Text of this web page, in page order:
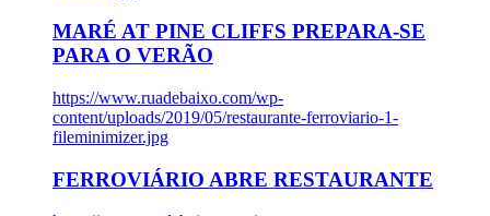
MARÉ AT PINE CLIFFS PREPARA-SE
PARA O VERÃO
https://www.ruadebaixo.com/wp-
content/uploads/2019/05/restaurante-ferroviario-1-
fileminimizer.jpg
FERROVIÁRIO ABRE RESTAURANTE